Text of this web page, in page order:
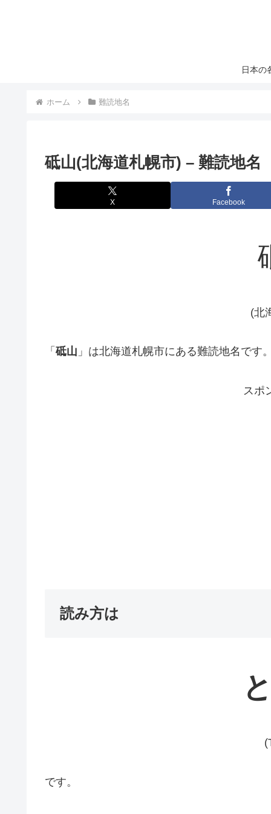
日本の
ホーム 難読地名
砥山(北海道札幌市) – 難読地名
X Facebook
(北
「砥山 」は北海道札幌市にある難読地名です
スポ
読み方は
です。